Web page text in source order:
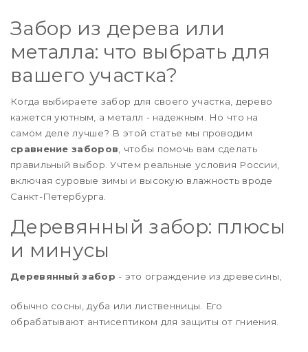
Забор из дерева или
металла: что выбрать для
вашего участка?
Когда выбираете забор для своего участка, дерево
кажется уютным, а металл - надежным. Но что на
самом деле лучше? В этой статье мы проводим
сравнение заборов , чтобы помочь вам сделать
правильный выбор. Учтем реальные условия России,
включая суровые зимы и высокую влажность вроде
Санкт-Петербурга.
Деревянный забор: плюсы
и минусы
Деревянный забор - это ограждение из древесины,
обычно сосны, дуба или лиственницы. Его
обрабатывают антисептиком для защиты от гниения.